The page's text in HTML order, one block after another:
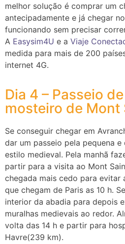
melhor solução é comprar um
antecipadamente e já chegar
funcionando sem precisar
A Easysim4U e a Viaje
medida para mais de 200
internet 4G.
Dia 4 – Passeio
mosteiro de Mont
Se conseguir chegar em
dar um passeio pela pequena
estilo medieval. Pela manhã
partir para a visita ao Mont
chegada mais cedo para evitar
que chegam de Paris as 10 h.
interior da abadia para depois
muralhas medievais ao redor.
volta das 14 h e partir para
Havre(239 km).